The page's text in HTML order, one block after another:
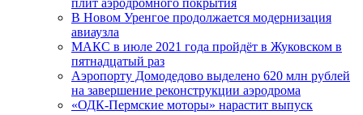
В Новом Уренгое продолжается модернизация
авиаузла
МАКС в июле 2021 года пройдёт в Жуковском в
пятнадцатый раз
Аэропорту Домодедово выделено 620 млн рублей
на завершение реконструкции аэродрома
«ОДК-Пермские моторы» нарастит выпуск